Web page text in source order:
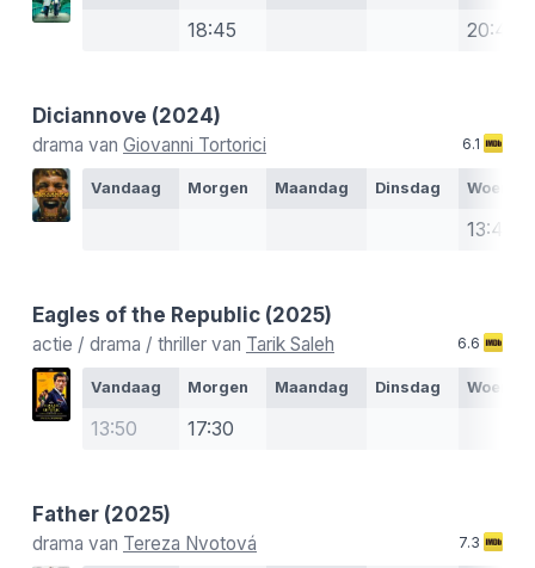
18:45 20:40
Diciannove (2024)
drama van Giovanni Tortorici 6.1
Vandaag Morgen Maandag Dinsdag
13:40
Eagles of the Republic (2025)
actie / drama / thriller van Tarik Saleh 6.6
Vandaag Morgen Maandag Dinsdag
13:50 17:30
Father (2025)
drama van Tereza Nvotová 7.3